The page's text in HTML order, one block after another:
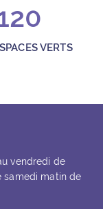
VERTS
vendredi de
samedi matin de